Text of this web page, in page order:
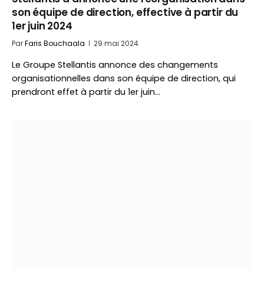
son équipe de direction, effective à partir du
1er juin 2024
ParFaris Bouchaala 29 mai 2024
Le Groupe Stellantis annonce des changements
organisationnelles dans son équipe de direction, qui
prendront effet à partir du 1er juin…